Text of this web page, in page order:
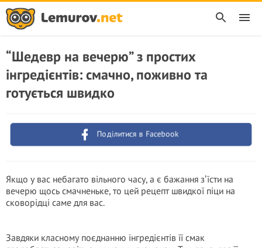
“Шедевр на вечерю” з простих
інгредієнтів: смачно, поживно та
готується швидко
Поділитися в Facebook
Якщо у вас небагато вільного часу, а є бажання зʼїсти на
вечерю щось смачненьке, то цей рецепт швидкої піци на
сковорідці саме для вас.
Завдяки класному поєднанню інгредієнтів її смак